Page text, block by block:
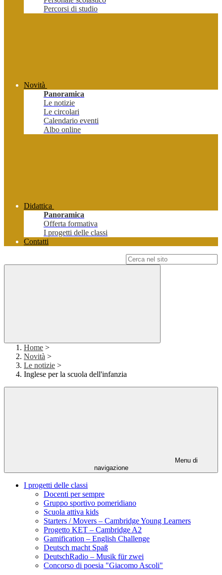
Percorsi di studio
Novità
Panoramica
Le notizie
Le circolari
Calendario eventi
Albo online
Didattica
Panoramica
Offerta formativa
I progetti delle classi
Contatti
Home >
Novità >
Le notizie >
Inglese per la scuola dell'infanzia
Menu di
navigazione
I progetti delle classi
Docenti per sempre
Gruppo sportivo pomeridiano
Scuola attiva kids
Starters / Movers – Cambridge Young Learners
Progetto KET – Cambridge A2
Gamification – English Challenge
Deutsch macht Spaß
DeutschRadio – Musik für zwei
Concorso di poesia "Giacomo Ascoli"